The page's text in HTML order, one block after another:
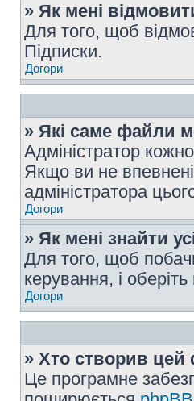
» Як мені
Для того, щоб
Підписки.
Догори
» Які саме файли
Адміністратор
Якщо ви не
адміністратора
Догори
» Як мені знайти
Для того, щоб
керування, і
Догори
» Хто створив
Це програмне